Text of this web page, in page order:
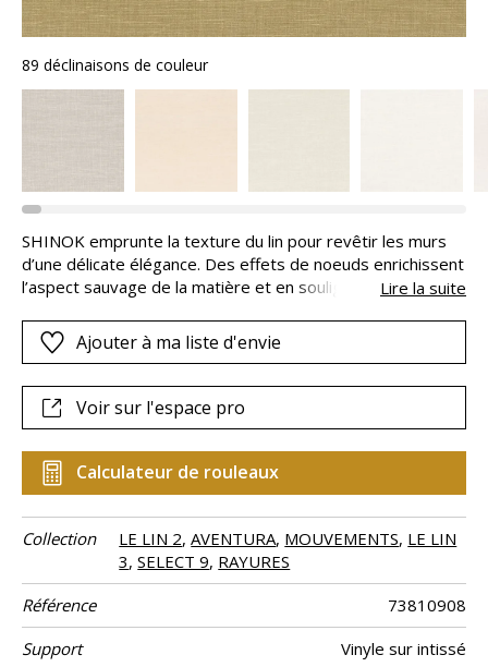
89 déclinaisons de couleur
SHINOK emprunte la texture du lin pour revêtir les murs
d’une délicate élégance. Des effets de noeuds enrichissent
l’aspect sauvage de la matière et en soulignent laLire la suite
Ajouter à ma liste d'envie
Voir sur l'espace pro
Calculateur de rouleaux
Collection LE LIN 2,AVENTURA, MOUVEMENTS, LE LIN
3,SELECT 9, RAYURES
Référence
73810908
Support
Vinyle sur intissé